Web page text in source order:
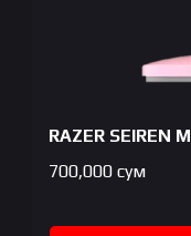
RAZER
700,000 сум